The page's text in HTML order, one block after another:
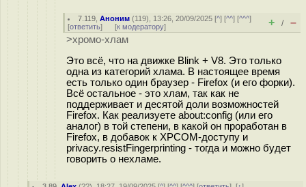
7.119 ,Аноним (119), 13:26, 20/09/2025 [^] [^^] [^^^]
[ответить] [к модератору] + / –
>хромо-хлам
Это всё, что на движке Blink + V8. Это только
одна из категорий хлама. В настоящее время
есть только один браузер - Firefox (и его форки).
Всё остальное - это хлам, так как не
поддерживает и десятой доли возможностей
Firefox. Как реализуете about:config (или его
аналог) в той степени, в какой он проработан в
Firefox, в добавок к XPCOM-доступу и
privacy.resistFingerprinting - тогда и можно будет
говорить о нехламе.